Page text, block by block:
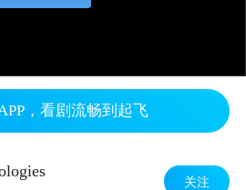
，看剧流畅到起飞
关注